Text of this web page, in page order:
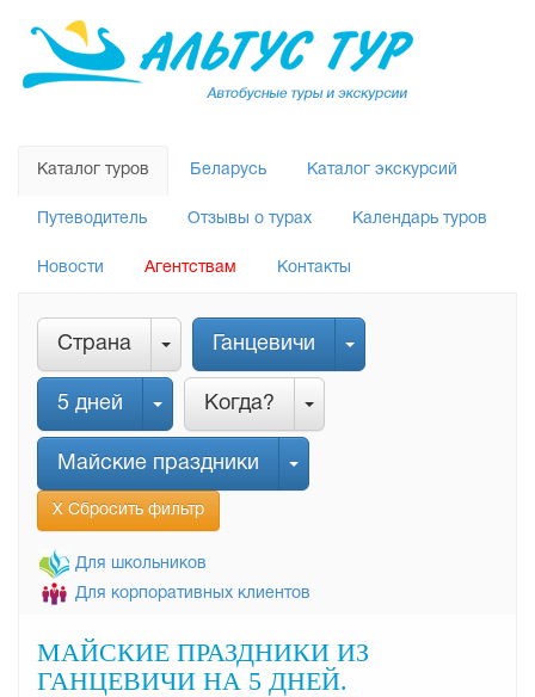
Каталог туров Беларусь Каталог экскурсий
Путеводитель Отзывы о турах Календарь туров
Новости Агентствам Контакты
Страна Ганцевичи
5 дней Когда?
Майские праздники
Х Сбросить фильтр
Для школьников
Для корпоративных клиентов
МАЙСКИЕ ПРАЗДНИКИ ИЗ
ГАНЦЕВИЧИ НА 5 ДНЕЙ.